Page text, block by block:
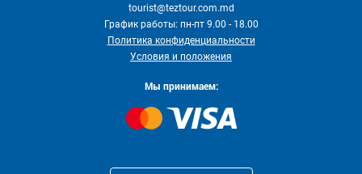
tourist@teztour.com.md
График работы: пн-пт 9.00 - 18.00
Политика конфиденциальности
Условия и положения
Мы принимаем: